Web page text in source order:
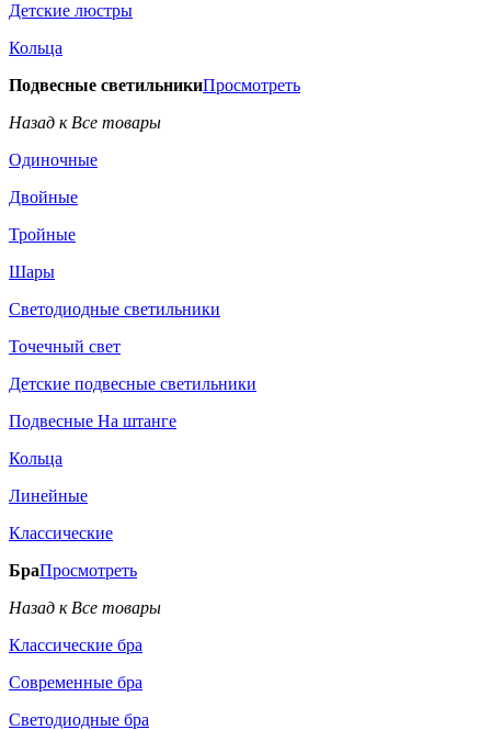
Детские люстры
Кольца
Подвесные светильникиПросмотреть
Назад к Все товары
Одиночные
Двойные
Тройные
Шары
Светодиодные светильники
Точечный свет
Детские подвесные светильники
Подвесные На штанге
Кольца
Линейные
Классические
БраПросмотреть
Назад к Все товары
Классические бра
Современные бра
Светодиодные бра